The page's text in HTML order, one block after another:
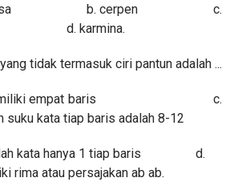
b. cerpen c.
d. karmina.
tidak termasuk ciri pantun adalah ...
empat baris c.
suku kata tiap baris adalah 8-12
kata hanya 1 tiap baris d.
rima atau persajakan ab ab.